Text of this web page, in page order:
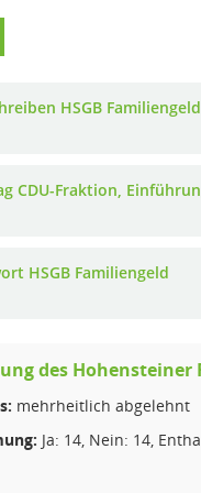
HSGB Familiengeld
CDU-Fraktion,
HSGB Familiengeld
des Hohensteiner
mehrheitlich abgelehnt
Ja: 14, Nein: 14,